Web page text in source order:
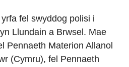
fel swyddog polisi i
Llundain a Brwsel. Mae
Pennaeth Materion Allanol
(Cymru), fel Pennaeth